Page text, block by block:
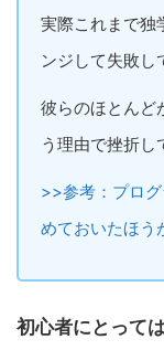
実際これまで独
ンジして失敗し
彼らのほとんど
う理由で挫折し
>>参考：プロ
めておいたほう
初心者にとって